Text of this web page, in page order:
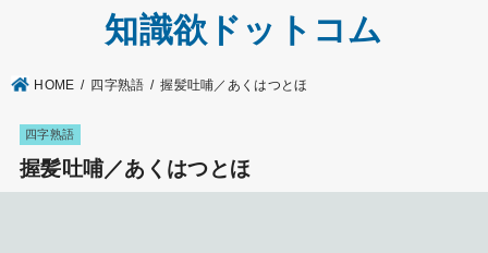
知識欲ドットコム
HOME 四字熟語 握髪吐哺／あくはつとほ
四字熟語
握髪吐哺／あくはつとほ